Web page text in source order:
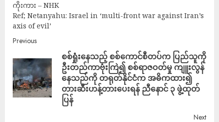
ကိုးကား – NHK
Ref; Netanyahu: Israel in ‘multi-front war against Iran’s
axis of evil’
Previous
စစ်ရှုံးနေသည့် စစ်ကောင်စီတပ်က ပြည်သူကို
ဦးတည်ကာဗုံးကြဲ၍ စစ်ရာဇဝတ်မှု ကျူးလွန်
နေသည်ကို တရုတ်နိုင်ငံက အဓိကထား၍
တားဆီးဟန့်တားပေးရန် ညီနောင် ၃ ဖွဲ့ထုတ်
ပြန်
Next